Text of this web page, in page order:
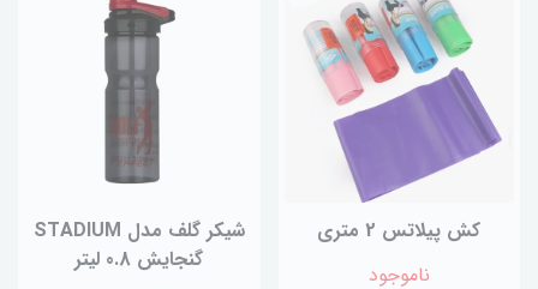
کش پیلاتس 2 متری
ناموجود
شیکر گلف مدل STADIUM
گنجایش 0.8 لیتر